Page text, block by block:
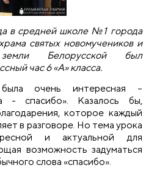
в средней школе №1 города
святых новомучеников и
земли Белорусской был
час 6 «А» класса.
очень интересная –
- спасибо». Казалось бы,
которое каждый
в разговоре. Но тема урока
и актуальной для
возможность задуматься
слова «спасибо».